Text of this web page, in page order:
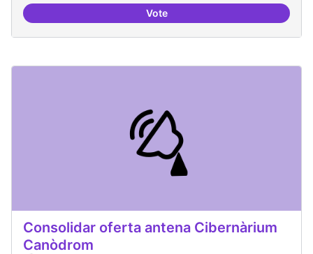
VoteTallers de col·laboració
Consolidar oferta antena Cibernàrium
Canòdrom